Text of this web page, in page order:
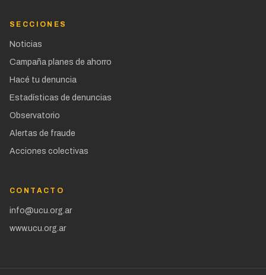
SECCIONES
Noticias
Campaña planes de ahorro
Hacé tu denuncia
Estadísticas de denuncias
Observatorio
Alertas de fraude
Acciones colectivas
CONTACTO
info@ucu.org.ar
www.ucu.org.ar